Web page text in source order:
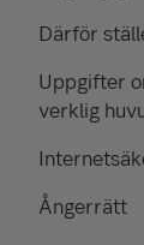
Därför
Uppgifter
verklig
Ångerrätt